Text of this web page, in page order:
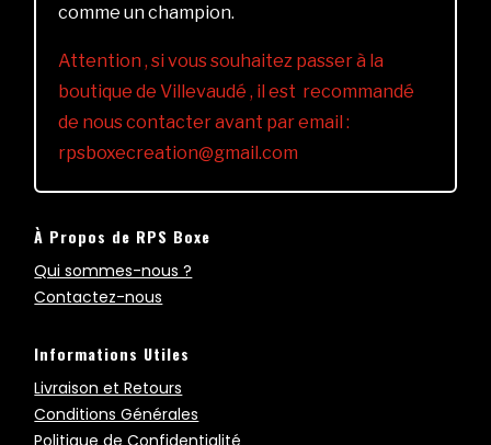
comme un champion.
Attention , si vous souhaitez passer à la
boutique de Villevaudé , il est recommandé
de nous contacter avant par email :
rpsboxecreation@gmail.com
À Propos de RPS Boxe
Qui sommes-nous ?
Contactez-nous
Informations Utiles
Livraison et Retours
Conditions Générales
Politique de Confidentialité